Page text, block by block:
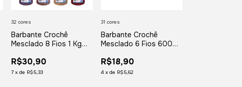
Barbante Crochê
Mesclado 8 Fios 1 Kg
R$30,90
7 xde R$5,33
32 cores
Barbante Crochê
Mesclado 6 Fios 600gr
R$18,90
4 xde R$5,62
31 cores